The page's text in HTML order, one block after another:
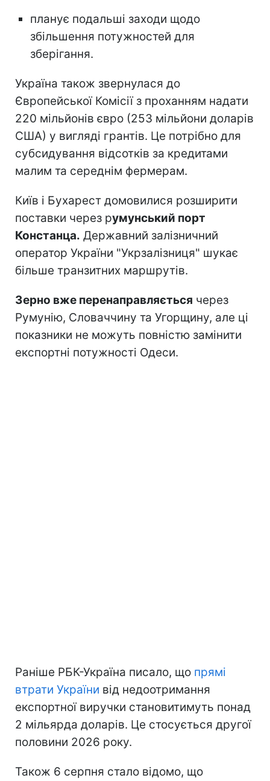
планує подальші заходи щодо
збільшення потужностей для
зберігання.
Україна також звернулася до
Європейської Комісії з проханням надати
220 мільйонів євро (253 мільйони доларів
США) у вигляді грантів. Це потрібно для
субсидування відсотків за кредитами
малим та середнім фермерам.
Київ і Бухарест домовилися розширити
поставки через румунський порт
Констанца. Державний залізничний
оператор України "Укрзалізниця" шукає
більше транзитних маршрутів.
Зерно вже перенаправляється через
Румунію, Словаччину та Угорщину, але ці
показники не можуть повністю замінити
експортні потужності Одеси.
Раніше РБК-Україна писало, що прямі
втрати України від недоотримання
експортної виручки становитимуть понад
2 мільярда доларів. Це стосується другої
половини 2026 року.
Також 6 серпня стало відомо, що